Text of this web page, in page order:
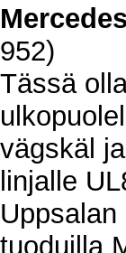
952)
Tässä
vägskäl
linjalle
tuoduilla